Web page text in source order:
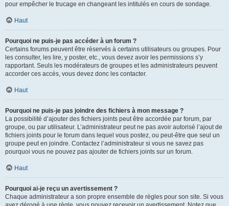
pour empêcher le trucage en changeant les intitulés en cours de sondage.
Haut
Pourquoi ne puis-je pas accéder à un forum ?
Certains forums peuvent être réservés à certains utilisateurs ou groupes. Pour
les consulter, les lire, y poster, etc., vous devez avoir les permissions s’y
rapportant. Seuls les modérateurs de groupes et les administrateurs peuvent
accorder ces accès, vous devez donc les contacter.
Haut
Pourquoi ne puis-je pas joindre des fichiers à mon message ?
La possibilité d’ajouter des fichiers joints peut être accordée par forum, par
groupe, ou par utilisateur. L’administrateur peut ne pas avoir autorisé l’ajout de
fichiers joints pour le forum dans lequel vous postez, ou peut-être que seul un
groupe peut en joindre. Contactez l’administrateur si vous ne savez pas
pourquoi vous ne pouvez pas ajouter de fichiers joints sur un forum.
Haut
Pourquoi ai-je reçu un avertissement ?
Chaque administrateur a son propre ensemble de règles pour son site. Si vous